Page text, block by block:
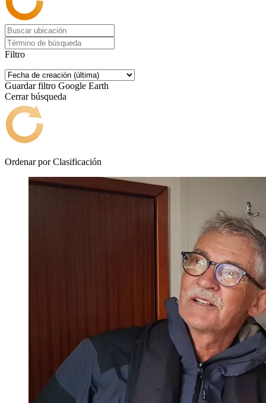
Filtro
Guardar filtro Google Earth
Cerrar búsqueda
Ordenar por Clasificación